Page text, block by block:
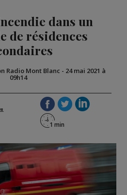
dans un
de résidences
Radio Mont Blanc - 24 mai 2021 à
09h14